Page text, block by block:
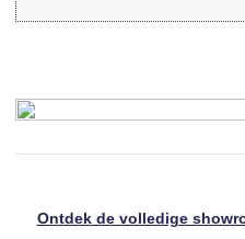
Ontdek de volledige